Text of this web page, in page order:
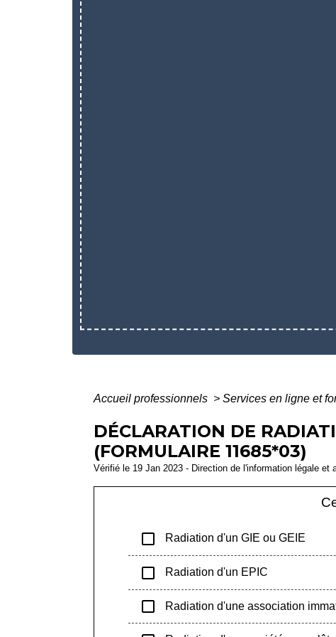
Accueil professionnels > Services en ligne et
DÉCLARATION DE
(FORMULAIRE 11685*03)
Vérifié le 19 Jan 2023 - Direction de l'information légale et
check_box_outline_blank Radiation d'un GIE ou GEIE
check_box_outline_blank Radiation d'un EPIC
check_box_outline_blank Radiation d'une association